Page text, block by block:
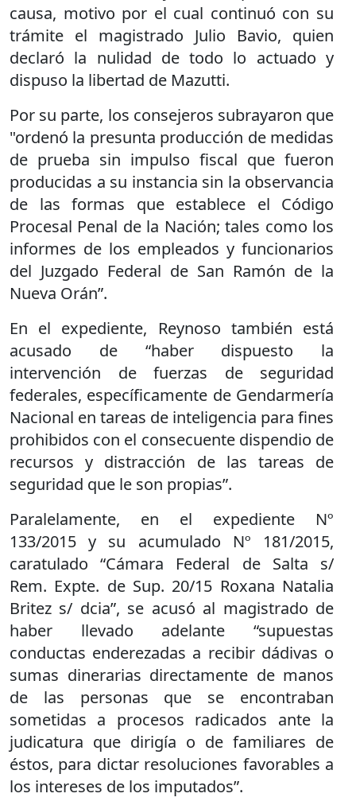
causa, motivo por el cual continuó con su
trámite el magistrado Julio Bavio, quien
declaró la nulidad de todo lo actuado y
dispuso la libertad de Mazutti.
Por su parte, los consejeros subrayaron que
"ordenó la presunta producción de medidas
de prueba sin impulso fiscal que fueron
producidas a su instancia sin la observancia
de las formas que establece el Código
Procesal Penal de la Nación; tales como los
informes de los empleados y funcionarios
del Juzgado Federal de San Ramón de la
Nueva Orán”.
En el expediente, Reynoso también está
acusado de “haber dispuesto la
intervención de fuerzas de seguridad
federales, específicamente de Gendarmería
Nacional en tareas de inteligencia para fines
prohibidos con el consecuente dispendio de
recursos y distracción de las tareas de
seguridad que le son propias”.
Paralelamente, en el expediente Nº
133/2015 y su acumulado Nº 181/2015,
caratulado “Cámara Federal de Salta s/
Rem. Expte. de Sup. 20/15 Roxana Natalia
Britez s/ dcia”, se acusó al magistrado de
haber llevado adelante “supuestas
conductas enderezadas a recibir dádivas o
sumas dinerarias directamente de manos
de las personas que se encontraban
sometidas a procesos radicados ante la
judicatura que dirigía o de familiares de
éstos, para dictar resoluciones favorables a
los intereses de los imputados”.